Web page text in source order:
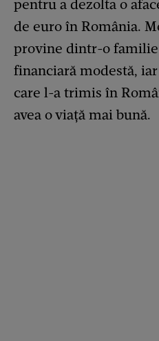
pentru a dezolta o
de euro în România.
provine dintr-o
financiară modestă,
care l-a trimis în
avea o viață mai bună.